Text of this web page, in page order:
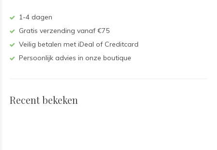
1-4 dagen
Gratis verzending vanaf €75
Veilig betalen met iDeal of Creditcard
Persoonlijk advies in onze boutique
Recent bekeken